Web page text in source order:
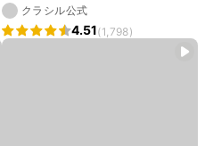
クラシル公式
4.51(1,798)